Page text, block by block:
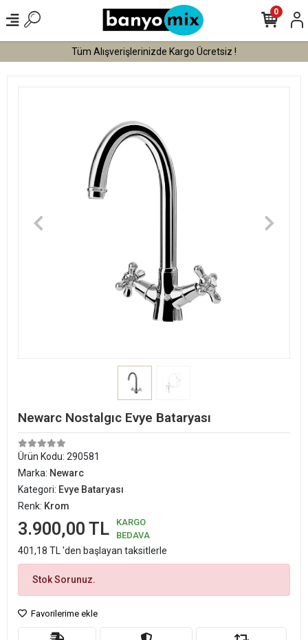
Tüm Alışverişlerinizde Kargo Ücretsiz !
0
Newarc Nostalgıc Evye Bataryası
Ürün Kodu: 290581
Marka: Newarc
Kategori: Evye Bataryası
Renk: Krom
3.900,00 TL
KARGO
BEDAVA
401,18 TL 'den başlayan taksitlerle
Stok Sorunuz.
Favorilerime ekle